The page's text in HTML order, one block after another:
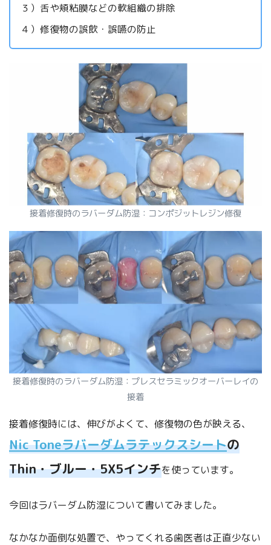
３）舌や頬粘膜などの軟組織の排除
４）修復物の誤飲・誤嚥の防止
接着修復時のラバーダム防湿：コンポジットレジン修復
接着修復時のラバーダム防湿：プレスセラミックオーバーレイの
接着
接着修復時には、伸びがよくて、修復物の色が映える、
Nic Toneラバーダムラテックスシートの
Thin・ブルー・5X5インチを使っています。
今回はラバーダム防湿について書いてみました。
なかなか面倒な処置で、やってくれる歯医者は正直少ない